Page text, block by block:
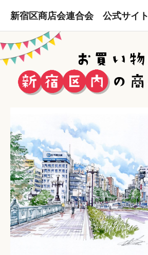
新宿区商店会連合会 公式サイト